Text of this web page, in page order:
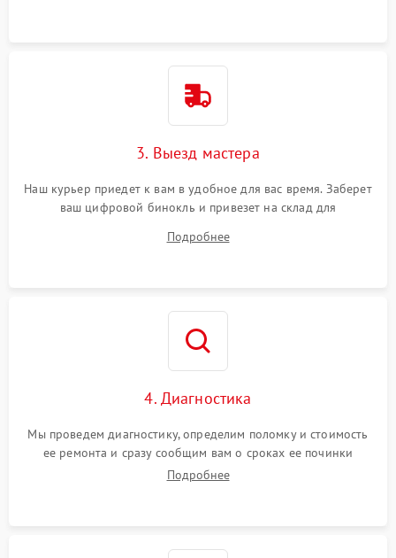
3. Выезд мастера
Наш курьер приедет к вам в удобное для вас время. Заберет
ваш цифровой бинокль и привезет на склад для
Подробнее
4. Диагностика
Мы проведем диагностику, определим поломку и стоимость
ее ремонта и сразу сообщим вам о сроках ее починки
Подробнее